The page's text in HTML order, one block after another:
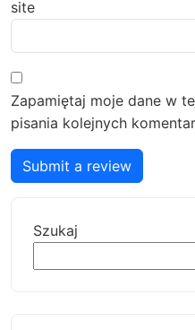
site
Zapamiętaj moje dane w
pisania kolejnych
Submit a review
Szukaj